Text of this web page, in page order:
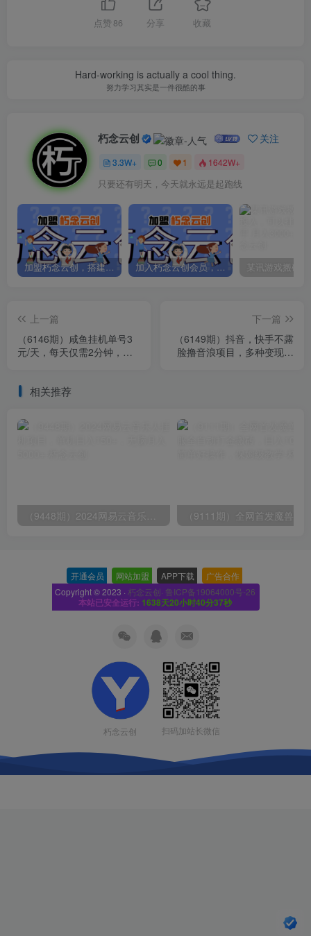
点赞 86 分享 收藏
Hard-working is actually a cool thing.
努力学习其实是一件很酷的事
朽念云创 关注
3.3W+ 0 1 1642W+
只要还有明天，今天就永远是起跑线
加盟朽念云创，搭建同款项目资源站，实现日入2000+ 加入朽念云创会员，全站资源免费学习。
上一篇
（6146期）咸鱼挂机单号3
元/天，每天仅需2分钟，可
下一篇
（6149期）抖音，快手不露
脸撸音浪项目，多种变现连
相关推荐
开通会员 网站加盟 APP下载 广告合作
Copyright © 2023 · 朽念云创· 鲁ICP备19064000号-26
本站已安全运行: 1638天20小时40分37秒
朽念云创 扫码加站长微信